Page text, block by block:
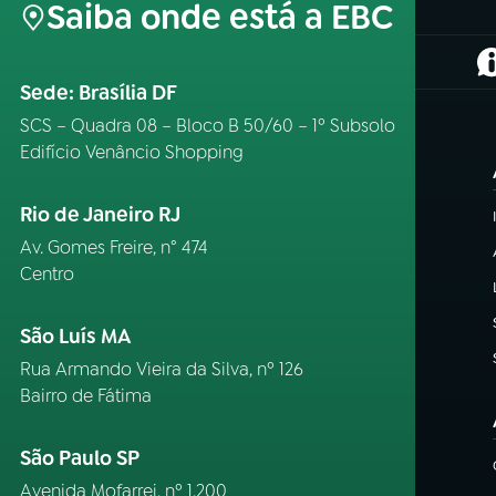
Saiba onde está a EBC
Sede: Brasília DF
SCS – Quadra 08 – Bloco B 50/60 – 1º Subsolo
Edifício Venâncio Shopping
Rio de Janeiro RJ
Av. Gomes Freire, n° 474
Centro
São Luís MA
Rua Armando Vieira da Silva, nº 126
Bairro de Fátima
São Paulo SP
Avenida Mofarrej, nº 1.200